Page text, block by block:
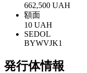
662,500 UAH
額面
10 UAH
SEDOL
BYWVJK1
発行体情報